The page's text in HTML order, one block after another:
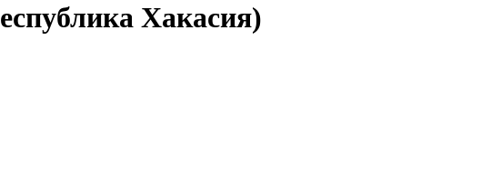
Хакасия)